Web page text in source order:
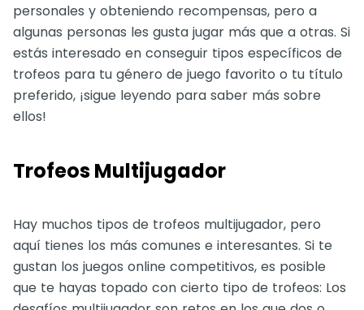
personales y obteniendo recompensas, pero a
algunas personas les gusta jugar más que a otras. Si
estás interesado en conseguir tipos específicos de
trofeos para tu género de juego favorito o tu título
preferido, ¡sigue leyendo para saber más sobre
ellos!
Trofeos Multijugador
Hay muchos tipos de trofeos multijugador, pero
aquí tienes los más comunes e interesantes. Si te
gustan los juegos online competitivos, es posible
que te hayas topado con cierto tipo de trofeos: Los